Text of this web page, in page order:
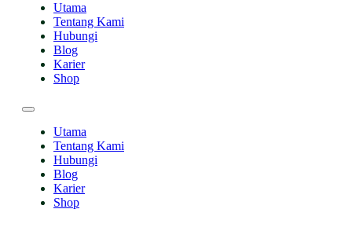
Utama
Tentang Kami
Hubungi
Blog
Karier
Shop
Utama
Tentang Kami
Hubungi
Blog
Karier
Shop